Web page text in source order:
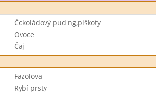
Čokoládový puding,piškoty
Ovoce
Čaj
Fazolová
Rybí prsty